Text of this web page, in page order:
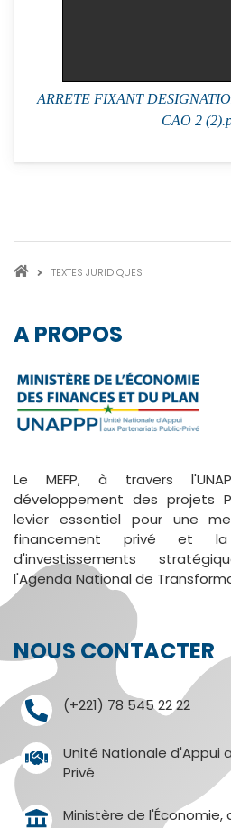
ARRETE FIXANT
CAO 2
FIL
TEXTES JURIDIQUES
A PROPOS
Le MEFP, à travers
développement des projets
levier essentiel pour une
financement privé et
d'investissements
l'Agenda National de
NOUS CONTACTER
(+221) 78 545 22 22
Unité Nationale d'Appui
Privé
Ministère de l'Économie,